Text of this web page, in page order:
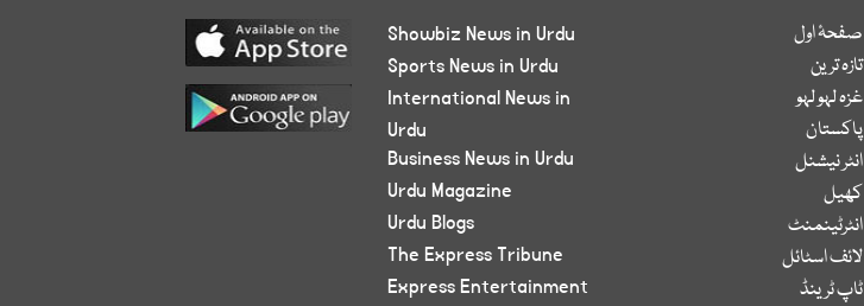
صفحۂ اول
تازہ ترین
غزہ لہو لہو
پاکستان
انٹر نیشنل
کھیل
انٹرٹینمنٹ
لائف اسٹائل
ٹاپ ٹرینڈ
Showbiz News in Urdu
Sports News in Urdu
International News in
Urdu
Business News in Urdu
Urdu Magazine
Urdu Blogs
The Express Tribune
Express Entertainment